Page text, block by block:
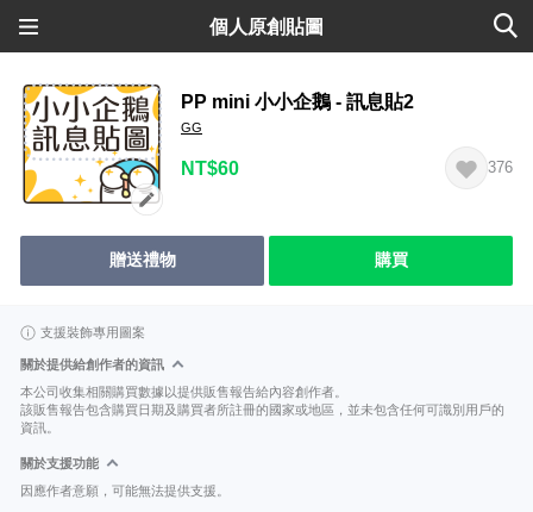
個人原創貼圖
PP mini 小小企鵝 - 訊息貼2
GG
NT$60 376
贈送禮物 購買
支援裝飾專用圖案
關於提供給創作者的資訊
本公司收集相關購買數據以提供販售報告給內容創作者。
該販售報告包含購買日期及購買者所註冊的國家或地區，並未包含任何可識別用戶的
資訊。
關於支援功能
因應作者意願，可能無法提供支援。